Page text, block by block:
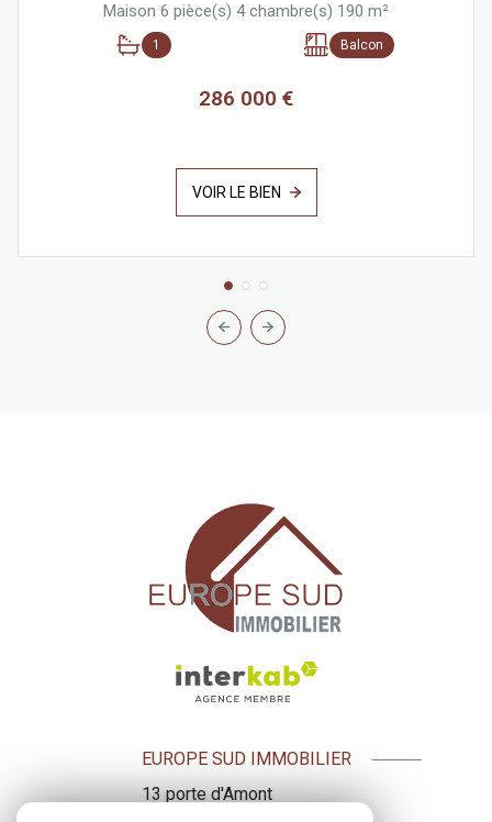
Maison 6 pièce(s) 4 chambre(s) 190 m²
1 Balcon
286 000 €
VOIR LE BIEN
EUROPE SUD IMMOBILIER
13 porte d'Amont